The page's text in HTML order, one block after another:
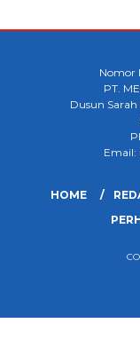
Nomor
PT.
Dusun
Email:
HOME